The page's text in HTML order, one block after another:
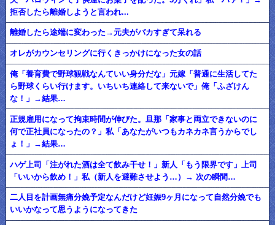
拒否したら離婚しようと言われ...
離婚したら途端に変わった→元夫がバカすぎて呆れる
オレがカウンセリングに行くきっかけになった女の話
俺「養育費で野球観戦なんていい身分だな」元嫁「普通に生活してた
ら野球くらい行けます。いちいち連絡して来ないで」俺「ふざけん
な！」→結果…
正規雇用になって拘束時間が伸びた。旦那「家事と両立できないのに
何で正社員になったの？」私「あなたがいつもカネカネ言うからでし
ょ！」→結果…
ハゲ上司「注がれた酒は全て飲み干せ！」新人「もう限界です」上司
「いいから飲め！」私（新人を避難させよう…）→ 次の瞬間…
二人目を計画無痛分娩予定なんだけど妊娠9ヶ月になって自然分娩でも
いいかなって思うようになってきた